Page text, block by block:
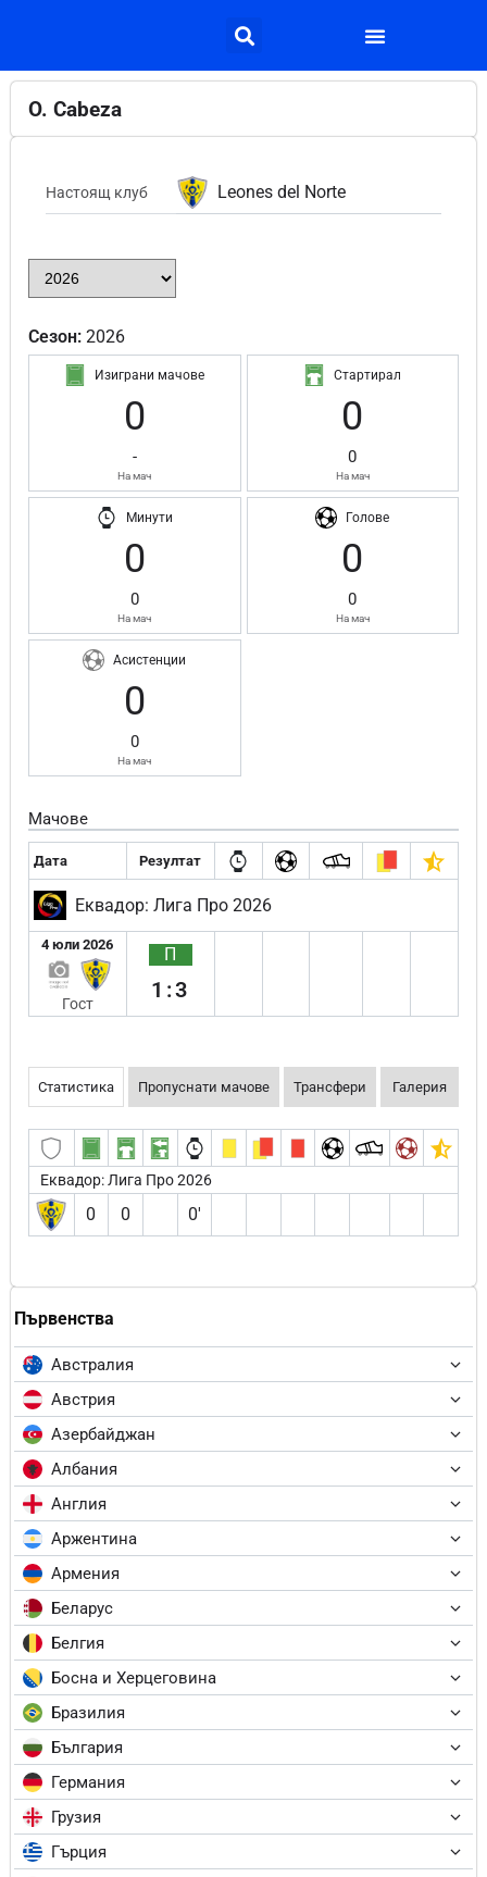
Първенства
Австралия
Австрия
Азербайджан
Албания
Англия
Аржентина
Армения
Беларус
Белгия
Босна и Херцеговина
Бразилия
България
Германия
Грузия
Гърция
O. Cabeza
Настоящ клуб Leones del Norte
Сезон: 2026
Изиграни мачове
0
-
На мач
Стартирал
0
0
На мач
Минути
0
0
На мач
Голове
0
0
На мач
Асистенции
0
0
На мач
Мачове
Дата Резултат
Еквадор: Лига Про 2026
4 юли 2026
Гост
П
1:3
Статистика Пропуснати мачове Трансфери Галерия
Еквадор: Лига Про 2026
0 0 0′